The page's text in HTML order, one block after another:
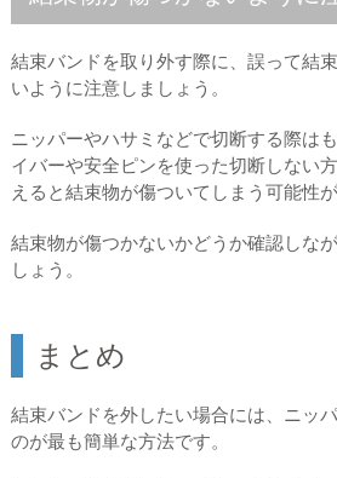
結束バンドを取り外す際に、誤って結
いように注意しましょう。
ニッパーやハサミなどで切断する際は
イバーや安全ピンを使った切断しない
えると結束物が傷ついてしまう可能性が
結束物が傷つかないかどうか確認しな
しょう。
まとめ
結束バンドを外したい場合には、ニッ
のが最も簡単な方法です。